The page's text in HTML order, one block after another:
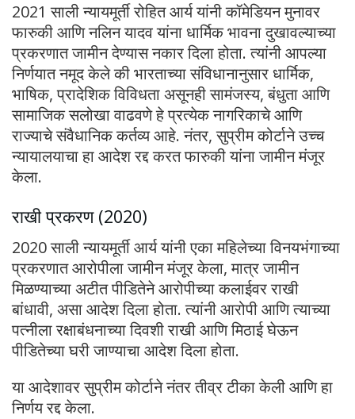
2021 साली न्यायमूर्ती रोहित आर्य यांनी कॉमेडियन मुनावर
फारुकी आणि नलिन यादव यांना धार्मिक भावना दुखावल्याच्या
प्रकरणात जामीन देण्यास नकार दिला होता. त्यांनी आपल्या
निर्णयात नमूद केले की भारताच्या संविधानानुसार धार्मिक,
भाषिक, प्रादेशिक विविधता असूनही सामंजस्य, बंधुता आणि
सामाजिक सलोखा वाढवणे हे प्रत्येक नागरिकाचे आणि
राज्याचे संवैधानिक कर्तव्य आहे. नंतर, सुप्रीम कोर्टाने उच्च
न्यायालयाचा हा आदेश रद्द करत फारुकी यांना जामीन मंजूर
केला.
राखी प्रकरण (2020)
2020 साली न्यायमूर्ती आर्य यांनी एका महिलेच्या विनयभंगाच्या
प्रकरणात आरोपीला जामीन मंजूर केला, मात्र जामीन
मिळण्याच्या अटीत पीडितेने आरोपीच्या कलाईवर राखी
बांधावी, असा आदेश दिला होता. त्यांनी आरोपी आणि त्याच्या
पत्नीला रक्षाबंधनाच्या दिवशी राखी आणि मिठाई घेऊन
पीडितेच्या घरी जाण्याचा आदेश दिला होता.
या आदेशावर सुप्रीम कोर्टाने नंतर तीव्र टीका केली आणि हा
निर्णय रद्द केला.